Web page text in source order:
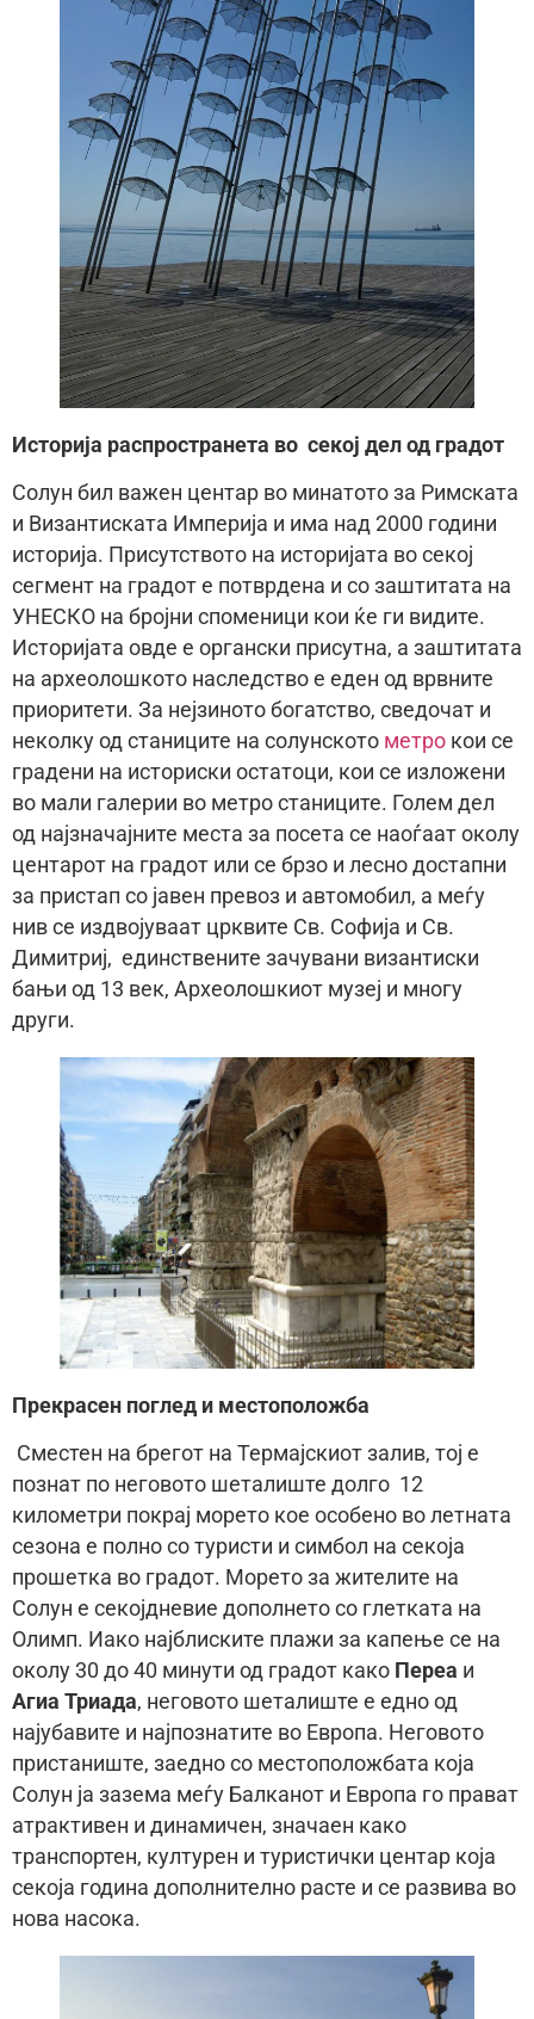
Историја распространета во секој дел од градот
Солун бил важен центар во минатото за Римската
и Византиската Империја и има над 2000 години
историја. Присутството на историјата во секој
сегмент на градот е потврдена и со заштитата на
УНЕСКО на бројни споменици кои ќе ги видите.
Историјата овде е органски присутна, а заштитата
на археолошкото наследство е еден од врвните
приоритети. За нејзиното богатство, сведочат и
неколку од станиците на солунското метро кои се
градени на историски остатоци, кои се изложени
во мали галерии во метро станиците. Голем дел
од најзначајните места за посета се наоѓаат околу
центарот на градот или се брзо и лесно достапни
за пристап со јавен превоз и автомобил, а меѓу
нив се издвојуваат црквите Св. Софија и Св.
Димитриј, единствените зачувани византиски
бањи од 13 век, Археолошкиот музеј и многу
други.
Прекрасен поглед и местоположба
Сместен на брегот на Термајскиот залив, тој е
познат по неговото шеталиште долго 12
километри покрај морето кое особено во летната
сезона е полно со туристи и симбол на секоја
прошетка во градот. Морето за жителите на
Солун е секојдневие дополнето со глетката на
Олимп. Иако најблиските плажи за капење се на
околу 30 до 40 минути од градот како Переа и
Агиа Триада, неговото шеталиште е едно од
најубавите и најпознатите во Европа. Неговото
пристаниште, заедно со местоположбата која
Солун ја зазема меѓу Балканот и Европа го прават
атрактивен и динамичен, значаен како
транспортен, културен и туристички центар која
секоја година дополнително расте и се развива во
нова насока.